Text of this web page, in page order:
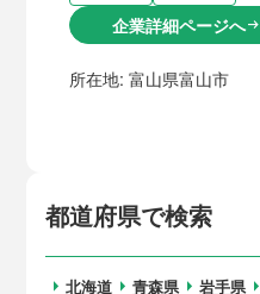
都道府県で検索
北海道 青森県 岩手県
企業詳細ページへarrow_right_alt
所在地:富山県富山市